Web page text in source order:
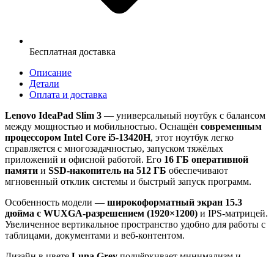
Бесплатная доставка
Описание
Детали
Оплата и доставка
Lenovo IdeaPad Slim 3 — универсальный ноутбук с балансом
между мощностью и мобильностью. Оснащён современным
процессором Intel Core i5-13420H, этот ноутбук легко
справляется с многозадачностью, запуском тяжёлых
приложений и офисной работой. Его 16 ГБ оперативной
памяти и SSD-накопитель на 512 ГБ обеспечивают
мгновенный отклик системы и быстрый запуск программ.
Особенность модели — широкоформатный экран 15.3
дюйма с WUXGA-разрешением (1920×1200) и IPS-матрицей.
Увеличенное вертикальное пространство удобно для работы с
таблицами, документами и веб-контентом.